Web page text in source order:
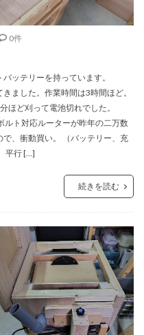
0件
ッテリーを持っています。
ました。作業時間は3時間ほど。
ほど刈って電池切れでした。
ト対応ルーターが昨年の二万数
、衝動買い。 （バッテリー、充
平行 […]
続きを読む